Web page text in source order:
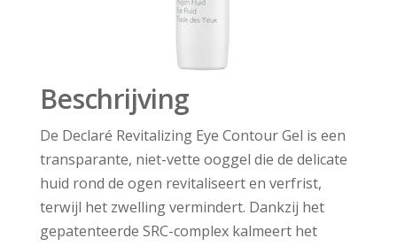
Beschrijving
De Declaré Revitalizing Eye Contour Gel is een
transparante, niet-vette ooggel die de delicate
huid rond de ogen revitaliseert en verfrist,
terwijl het zwelling vermindert. Dankzij het
gepatenteerde SRC-complex kalmeert het